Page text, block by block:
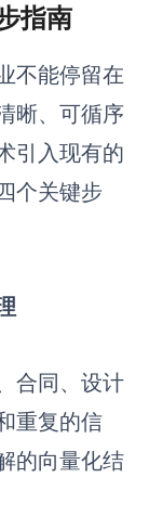
指南
不能停留在
晰、可循序
引入现有的
个关键步
合同、设计
重复的信
的向量化结